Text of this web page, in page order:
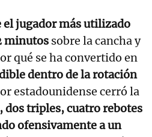
el jugador más utilizado
minutos sobre la cancha y
qué se ha convertido en
dentro de la rotación
estadounidense cerró la
dos triples, cuatro rebotes
ofensivamente a un